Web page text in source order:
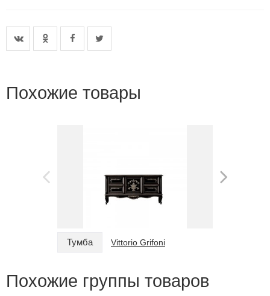
Похожие товары
Тумба Vittorio Grifoni
Похожие группы товаров